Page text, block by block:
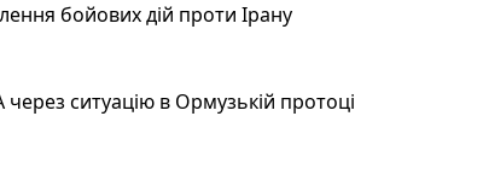
бойових дій проти Ірану
ситуацію в Ормузькій протоці